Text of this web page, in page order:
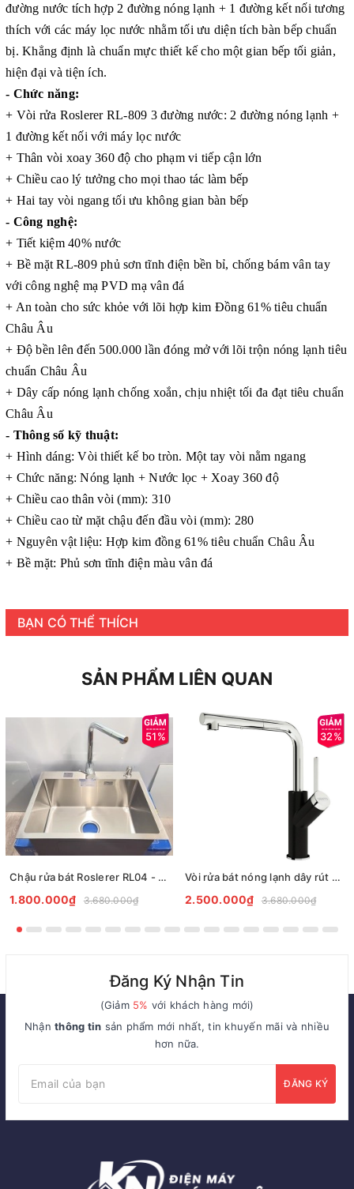
đường nước tích hợp 2 đường nóng lạnh + 1 đường kết nối tương
thích với các máy lọc nước nhằm tối ưu diện tích bàn bếp chuẩn
bị. Khẳng định là chuẩn mực thiết kế cho một gian bếp tối giản,
hiện đại và tiện ích.
- Chức năng:
+ Vòi rửa Roslerer RL-809 3 đường nước: 2 đường nóng lạnh +
1 đường kết nối với máy lọc nước
+ Thân vòi xoay 360 độ cho phạm vi tiếp cận lớn
+ Chiều cao lý tưởng cho mọi thao tác làm bếp
+ Hai tay vòi ngang tối ưu không gian bàn bếp
- Công nghệ:
+ Tiết kiệm 40% nước
+ Bề mặt RL-809 phủ sơn tĩnh điện bền bỉ, chống bám vân tay
với công nghệ mạ PVD mạ vân đá
+ An toàn cho sức khỏe với lõi hợp kim Đồng 61% tiêu chuẩn
Châu Âu
+ Độ bền lên đến 500.000 lần đóng mở với lõi trộn nóng lạnh tiêu
chuẩn Châu Âu
+ Dây cấp nóng lạnh chống xoắn, chịu nhiệt tối đa đạt tiêu chuẩn
Châu Âu
- Thông số kỹ thuật:
+ Hình dáng: Vòi thiết kế bo tròn. Một tay vòi nằm ngang
+ Chức năng: Nóng lạnh + Nước lọc + Xoay 360 độ
+ Chiều cao thân vòi (mm): 310
+ Chiều cao từ mặt chậu đến đầu vòi (mm): 280
+ Nguyên vật liệu: Hợp kim đồng 61% tiêu chuẩn Châu Âu
+ Bề mặt: Phủ sơn tĩnh điện màu vân đá
BẠN CÓ THỂ THÍCH
SẢN PHẨM LIÊN QUAN
51%
Chậu rửa bát Roslerer RL04 - 6045 inox 304
1.800.000₫ 3.680.000₫
32%
Vòi rửa bát nóng lạnh dây rút Gento GT04-204 New Black
2.500.000₫ 3.680.000₫
Đăng Ký Nhận Tin
(Giảm 5% với khách hàng mới)
Nhậnthông tin sản phẩm mới nhất, tin khuyến mãi và nhiều
hơn nữa.
ĐĂNG KÝ